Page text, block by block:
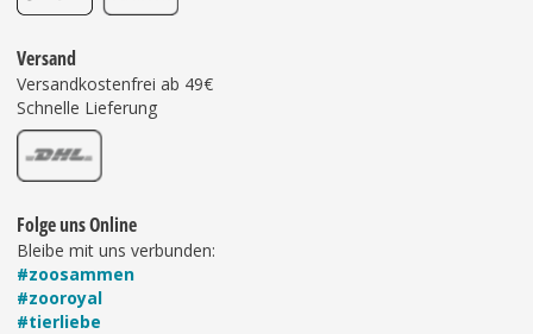
Versand
Versandkostenfrei ab 49€
Schnelle Lieferung
Folge uns Online
Bleibe mit uns verbunden:
#zoosammen
#zooroyal
#tierliebe